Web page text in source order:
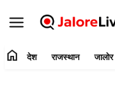
home देश राजस्थान जालोर